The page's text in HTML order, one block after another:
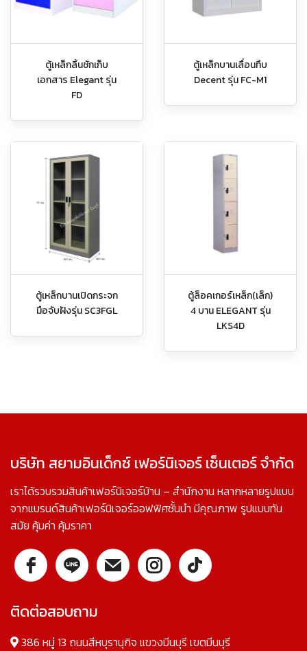
ตู้เหล็กลิ้นชักเก็บ
เอกสาร Elegant รุ่น
FD
ตู้เหล็กบานเลื่อนทึบ
Decent รุ่น FC-M1
ตู้เหล็กบานเปิดกระจก
มือจับฝังรุ่น SC3FGL
ตู้ล็อคเกอร์เหล็ก(เล็ก)
4 บาน ELEGANT รุ่น
LKS4D
บริษัท สยามอินเด็กซ์ เฟอร์นิเจอร์ เซ็นเตอร์ จำกัด
เราได้รวบรวมสินค้าเฟอร์นิเจอร์บ้าน – สำนักงาน หลากหลายรูปแบบ
จากแบรนด์สินค้าเฟอร์นิเจอร์ออฟฟิศชั้นนำ มีคุณภาพ รูปแบบทัน
สมัย คุ้มค่า คุ้มราคา
ติดต่อสอบถาม
386 หมู่ 13 ถนนสีหบุรานุกิจ แขวงมีนบุรี เขตมีนบุรี